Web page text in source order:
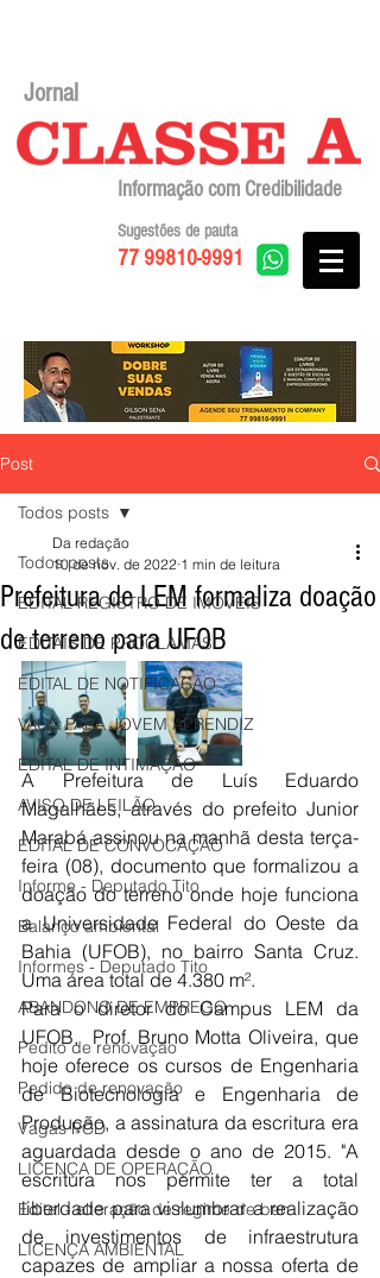
Jornal
Informação com Credibilidade
77 99810-9991
Sugestões de pauta
Post
Todos posts
EDITAL REGISTRO DE IMÓVEIS
EDITAIS DE PROCLAMAS
EDITAL DE NOTIFICAÇÃO
VAGA PARA JOVEM APRENDIZ
EDITAL DE INTIMAÇÃO
AVISO DE LEILÃO
EDITAL DE CONVOCAÇÃO
Informe - Deputado Tito
Balanço ambiental
Informes - Deputado Tito
ABANDONO DE EMPREGO
Pedito de renovação
Pedido de renovação
Vagas PCD
LICENÇA DE OPERAÇÃO
Edital - alteração de regime de ben
LICENÇA AMBIENTAL
Todos posts
Prefeitura de LEM formaliza doação
de terreno para UFOB
Da redação
10 de nov. de 2022 1 min de leitura
A Prefeitura de Luís Eduardo
Magalhães, através do prefeito Junior
Marabá assinou na manhã desta terça-
feira (08), documento que formalizou a
doação do terreno onde hoje funciona
a Universidade Federal do Oeste da
Bahia (UFOB), no bairro Santa Cruz.
Uma área total de 4.380 m².
Para o diretor do Campus LEM da
UFOB,  Prof. Bruno Motta Oliveira, que
hoje oferece os cursos de Engenharia
de Biotecnologia e Engenharia de
Produção, a assinatura da escritura era
aguardada desde o ano de 2015. "A
escritura nos permite ter a total
liberdade para vislumbrar a realização
de investimentos de infraestrutura
capazes de ampliar a nossa oferta de